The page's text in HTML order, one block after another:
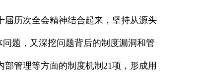
历次全会精神结合起来，坚持从源头
题，又深挖问题背后的制度漏洞和管
管理等方面的制度机制21项，形成用